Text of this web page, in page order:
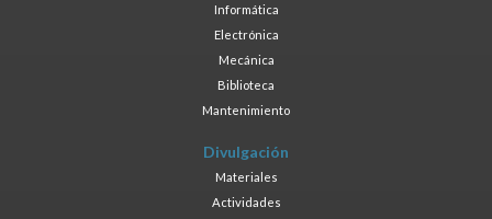
Informática
Electrónica
Mecánica
Biblioteca
Mantenimiento
Divulgación
Materiales
Actividades